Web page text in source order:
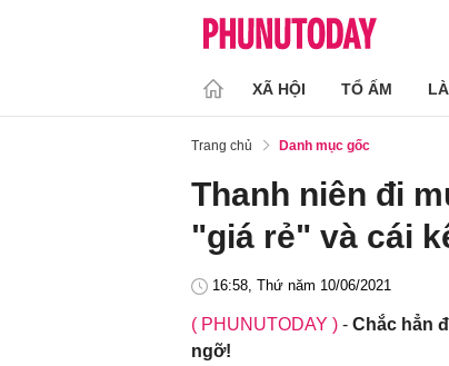
XÃ HỘI TỔ ẤM
Trang chủ Danh mục gốc
Thanh niên đi
"giá rẻ" và cái
16:58, Thứ năm 10/06/2021
( PHUNUTODAY ) - Chắc hẳn
ngỡ!